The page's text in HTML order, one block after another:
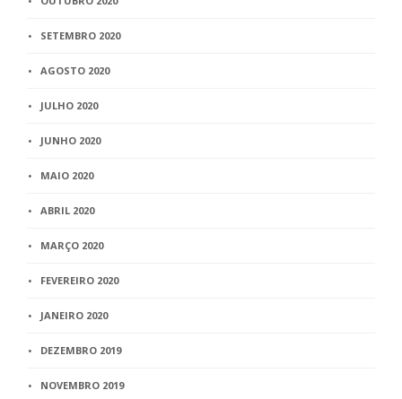
SETEMBRO 2020
AGOSTO 2020
JULHO 2020
JUNHO 2020
MAIO 2020
ABRIL 2020
MARÇO 2020
FEVEREIRO 2020
JANEIRO 2020
DEZEMBRO 2019
NOVEMBRO 2019